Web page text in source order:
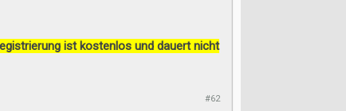
ist kostenlos und dauert nicht
#62